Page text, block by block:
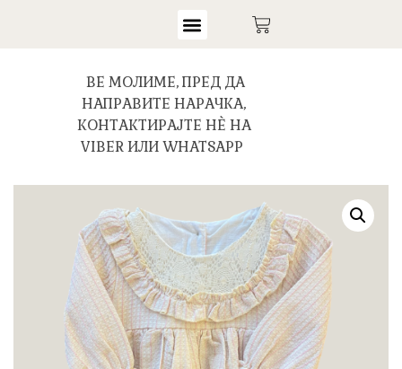
ВЕ МОЛИМЕ, ПРЕД ДА
НАПРАВИТЕ НАРАЧКА,
КОНТАКТИРАЈТЕ НЀ НА
VIBER ИЛИ WHATSAPP